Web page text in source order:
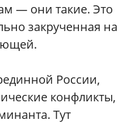
— они такие. Это
закрученная на
России,
конфликты,
Тут